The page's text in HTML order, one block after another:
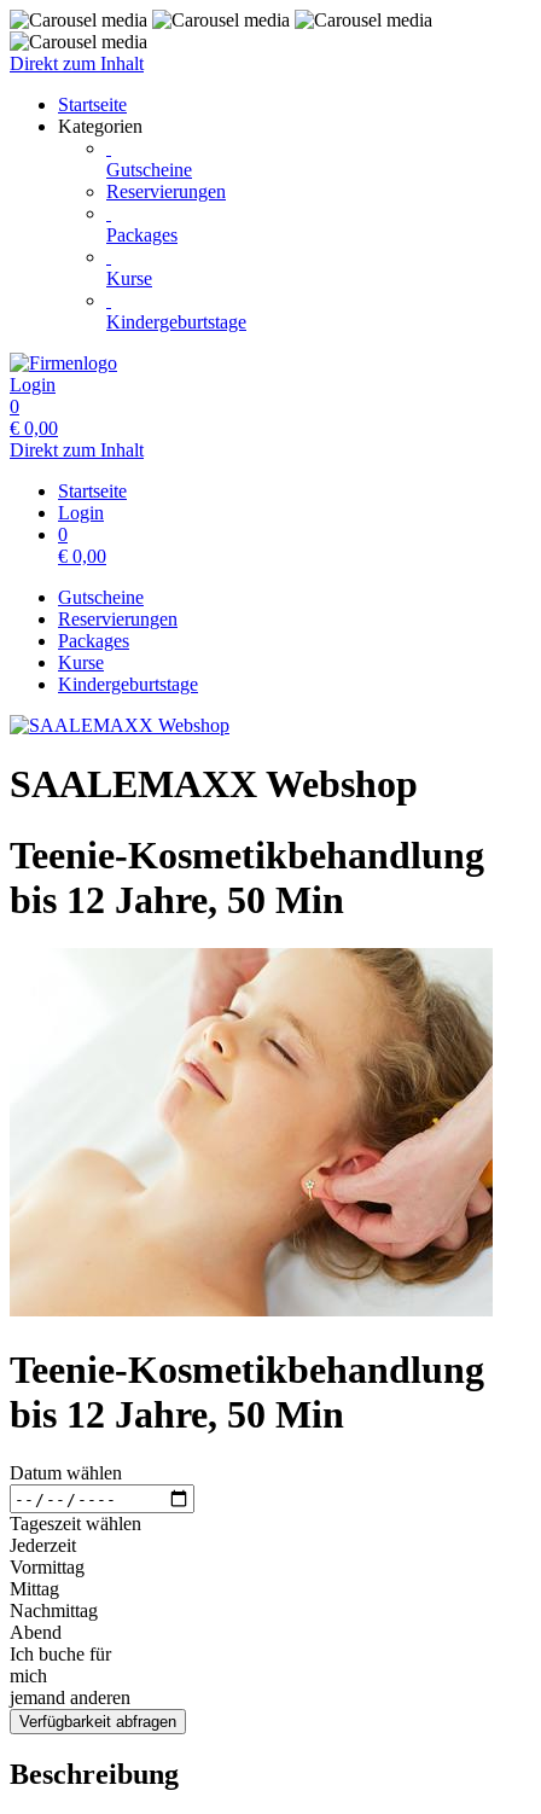
Direkt zum Inhalt
Startseite
Kategorien
Gutscheine
Reservierungen
Packages
Kurse
Kindergeburtstage
Login
0
€ 0,00
Direkt zum Inhalt
Startseite
Login
0
€ 0,00
Gutscheine
Reservierungen
Packages
Kurse
Kindergeburtstage
SAALEMAXX Webshop
Teenie-Kosmetikbehandlung
bis 12 Jahre, 50 Min
Teenie-Kosmetikbehandlung
bis 12 Jahre, 50 Min
Datum wählen
Tageszeit wählen
Jederzeit
Vormittag
Mittag
Nachmittag
Abend
Ich buche für
mich
jemand anderen
Verfügbarkeit abfragen
Beschreibung